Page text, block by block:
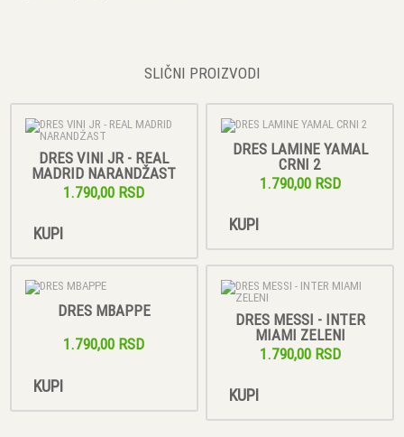
SLIČNI PROIZVODI
DRES VINI JR - REAL
MADRID NARANDŽAST
1.790,00 RSD
KUPI
DRES LAMINE YAMAL
CRNI 2
1.790,00 RSD
KUPI
DRES MBAPPE
1.790,00 RSD
KUPI
DRES MESSI - INTER
MIAMI ZELENI
1.790,00 RSD
KUPI